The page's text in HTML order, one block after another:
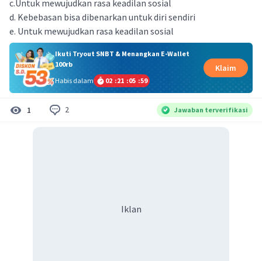
c.Untuk mewujudkan rasa keadilan sosial
d. Kebebasan bisa dibenarkan untuk diri sendiri
e. Untuk mewujudkan rasa keadilan sosial
Ikuti Tryout SNBT & Menangkan E-Wallet
100rb
Habis dalam
02 :21 :05 :59
Klaim
1 2 Jawaban terverifikasi
Iklan